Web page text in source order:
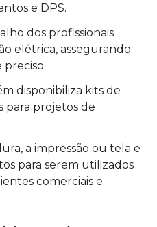
e DPS.
dos profissionais
elétrica, assegurando
preciso.
disponibiliza kits de
para projetos de
a impressão ou tela e
para serem utilizados
comerciais e